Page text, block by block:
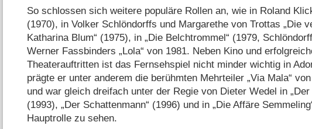
So schlossen sich weitere populäre Rollen an, wie in Roland
(1970), in Volker Schlöndorffs und Margarethe von Trottas „Die
Katharina Blum“ (1975), in „Die Belchtrommel“ (1979,
Werner Fassbinders „Lola“ von 1981. Neben Kino und
Theaterauftritten ist das Fernsehspiel nicht minder wichtig in
prägte er unter anderem die berühmten Mehrteiler „Via Mala“
und war gleich dreifach unter der Regie von Dieter Wedel in „Der
(1993), „Der Schattenmann“ (1996) und in „Die Affäre
Hauptrolle zu sehen.